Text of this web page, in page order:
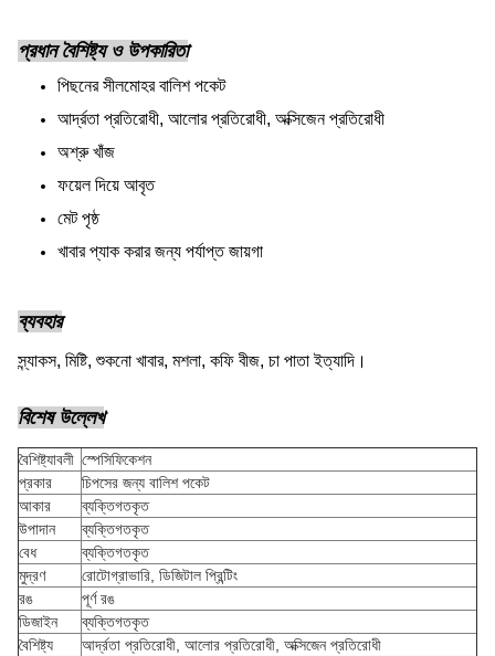
প্রধান বৈশিষ্ট্য ও উপকারিতা
পিছনের সীলমোহর বালিশ পকেট
আর্দ্রতা প্রতিরোধী, আলোর প্রতিরোধী, অক্সিজেন প্রতিরোধী
অশ্রু খাঁজ
ফয়েল দিয়ে আবৃত
মেট পৃষ্ঠ
খাবার প্যাক করার জন্য পর্যাপ্ত জায়গা
ব্যবহার
স্ন্যাকস, মিষ্টি, শুকনো খাবার, মশলা, কফি বীজ, চা পাতা ইত্যাদি।
বিশেষ উল্লেখ
বৈশিষ্ট্যাবলী স্পেসিফিকেশন
প্রকার
চিপসের জন্য বালিশ পকেট
আকার
ব্যক্তিগতকৃত
উপাদান
ব্যক্তিগতকৃত
বেধ
ব্যক্তিগতকৃত
মুদ্রণ
রোটোগ্রাভারি, ডিজিটাল প্রিন্টিং
রঙ
পূর্ণ রঙ
ডিজাইন
ব্যক্তিগতকৃত
বৈশিষ্ট্য
আর্দ্রতা প্রতিরোধী, আলোর প্রতিরোধী, অক্সিজেন প্রতিরোধী